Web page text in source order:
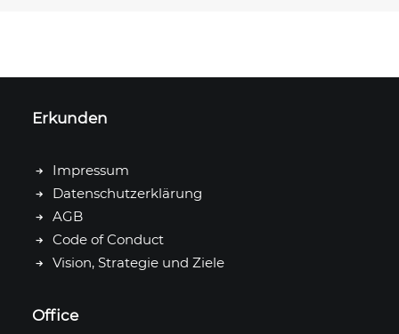
Erkunden
Impressum
Datenschutzerklärung
AGB
Code of Conduct
Vision, Strategie und Ziele
Office